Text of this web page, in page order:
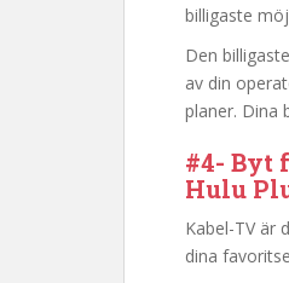
billigaste
Den
av din
planer. Dina
#4- Byt
Hulu
Kabel-TV är
dina